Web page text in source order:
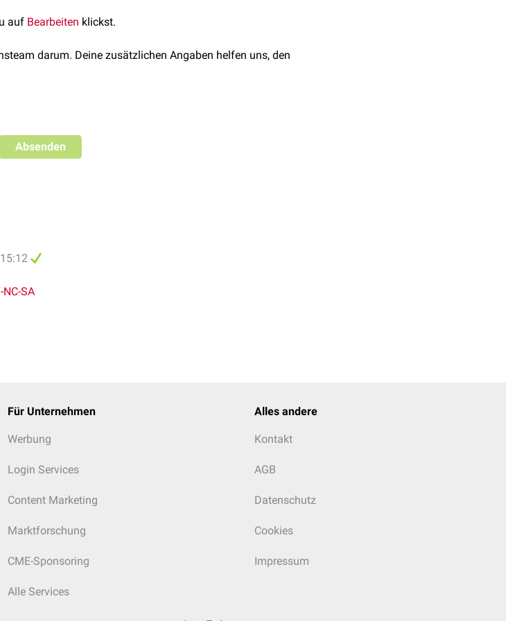
engem Zusammenhang mit der
Tumorigenese
bei verschiedenen Krebserkrankungen (z.B. Lungen-
auf Bearbeiten klickst.
darum. Deine zusätzlichen Angaben helfen uns, den
Absenden
NC-SA
Für Unternehmen
Werbung
Login Services
Content Marketing
Marktforschung
CME-Sponsoring
Alle Services
Alles andere
Kontakt
AGB
Datenschutz
Cookies
Impressum